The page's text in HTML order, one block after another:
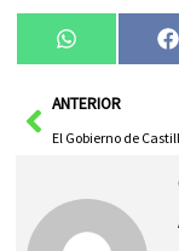
Compartir
en
WhatsApp
AntANTERIOR